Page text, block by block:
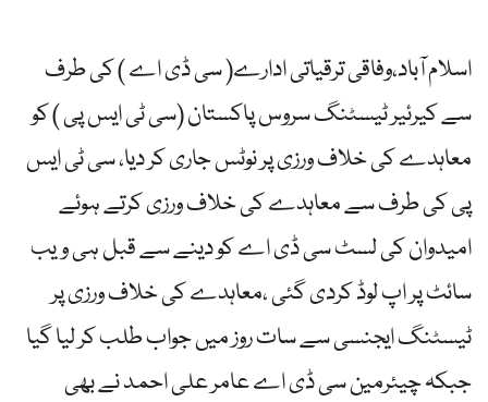
اسلام آباد،وفاقی ترقیاتی ادارے( سی ڈی اے ) کی طرف
سے کیرئیر ٹیسٹنگ سروس پاکستان (سی ٹی ایس پی ) کو
معاہدے کی خلاف ورزی پر نوٹس جاری کر دیا، سی ٹی ایس
پی کی طرف سے معاہدے کی خلاف ورزی کرتے ہوئے
امیدوان کی لسٹ سی ڈی اے کو دینے سے قبل ہی ویب
سائٹ پر اپ لوڈ کردی گئی ،معاہدے کی خلاف ورزی پر
ٹیسٹنگ ایجنسی سے سات روز میں جواب طلب کر لیا گیا
جبکہ چیئرمین سی ڈی اے عامر علی احمد نے بھی